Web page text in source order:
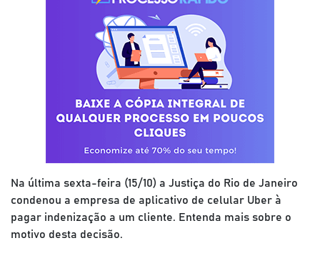
Na última sexta-feira (15/10) a Justiça do Rio de Janeiro
condenou a empresa de aplicativo de celular Uber à
pagar indenização a um cliente. Entenda mais sobre o
motivo desta decisão.